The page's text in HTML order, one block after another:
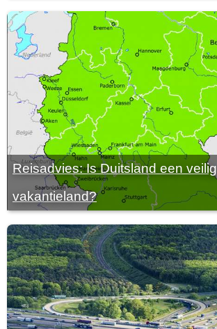
Reisadvies: Is Duitsland een veilig
vakantieland?